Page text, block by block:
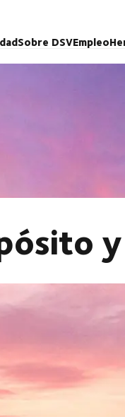
Sobre DSVEmpleo